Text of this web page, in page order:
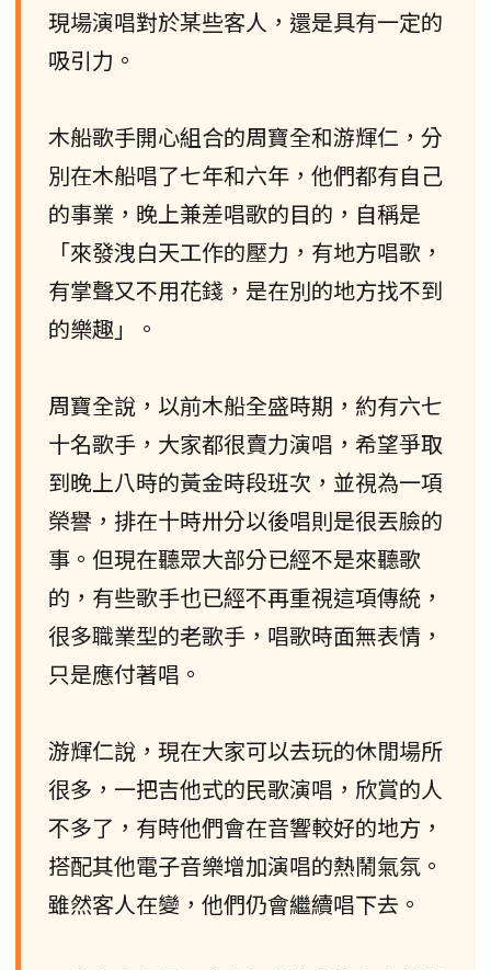
現場演唱對於某些客人，還是具有一定的
吸引力。
木船歌手開心組合的周寶全和游輝仁，分
別在木船唱了七年和六年，他們都有自己
的事業，晚上兼差唱歌的目的，自稱是
「來發洩白天工作的壓力，有地方唱歌，
有掌聲又不用花錢，是在別的地方找不到
的樂趣」。
周寶全說，以前木船全盛時期，約有六七
十名歌手，大家都很賣力演唱，希望爭取
到晚上八時的黃金時段班次，並視為一項
榮譽，排在十時卅分以後唱則是很丟臉的
事。但現在聽眾大部分已經不是來聽歌
的，有些歌手也已經不再重視這項傳統，
很多職業型的老歌手，唱歌時面無表情，
只是應付著唱。
游輝仁說，現在大家可以去玩的休閒場所
很多，一把吉他式的民歌演唱，欣賞的人
不多了，有時他們會在音響較好的地方，
搭配其他電子音樂增加演唱的熱鬧氣氛。
雖然客人在變，他們仍會繼續唱下去。